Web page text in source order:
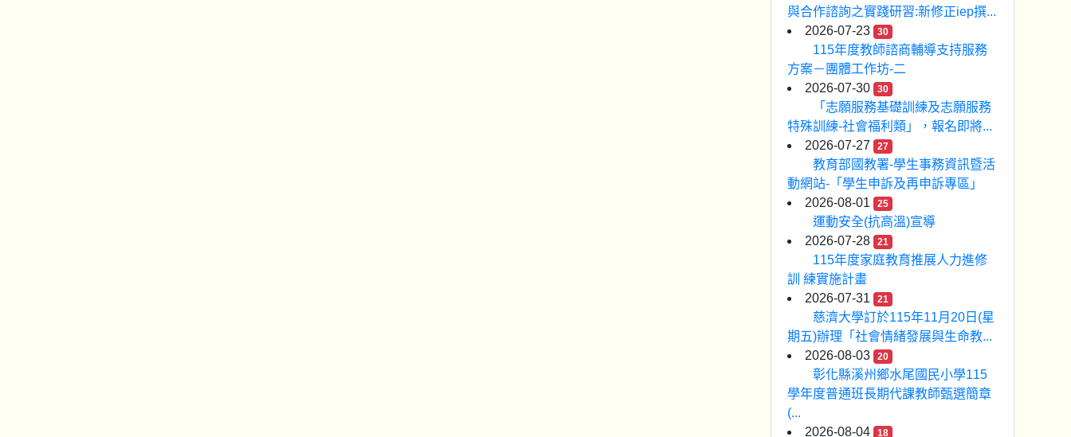
與合作諮詢之實踐研習:新修正iep撰...
2026-07-23
30
115年度教師諮商輔導支持服務
方案－團體工作坊-二
2026-07-30
30
「志願服務基礎訓練及志願服務
特殊訓練-社會福利類」，報名即將...
2026-07-27
27
教育部國教署-學生事務資訊暨活
動網站-「學生申訴及再申訴專區」
2026-08-01
25
運動安全(抗高溫)宣導
2026-07-28
21
115年度家庭教育推展人力進修
訓 練實施計畫
2026-07-31
21
慈濟大學訂於115年11月20日(星
期五)辦理「社會情緒發展與生命教...
2026-08-03
20
彰化縣溪州鄉水尾國民小學115
學年度普通班長期代課教師甄選簡章
(...
2026-08-04
18